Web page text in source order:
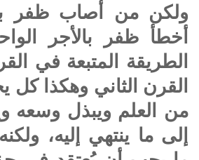
ولكن من أصاب ظفر
أخطأ ظفر بالأجر
الطريقة المتبعة في
القرن الثاني وهكذا كل
من العلم ويبذل وسعه
إلى ما ينتهي إليه،